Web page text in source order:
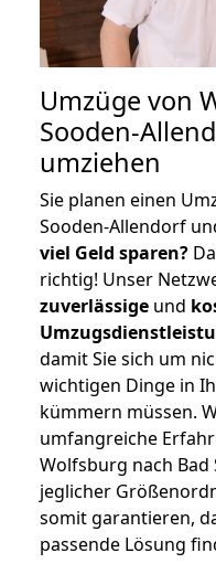
Umzüge von
Sooden-
umziehen
Sie planen einen
Sooden-Allendorf
viel Geld sparen?
richtig! Unser
zuverlässige und
damit Sie sich um
wichtigen Dinge in
kümmern müssen.
umfangreiche
Wolfsburg nach
jeglicher
somit garantieren,
passende Lösung